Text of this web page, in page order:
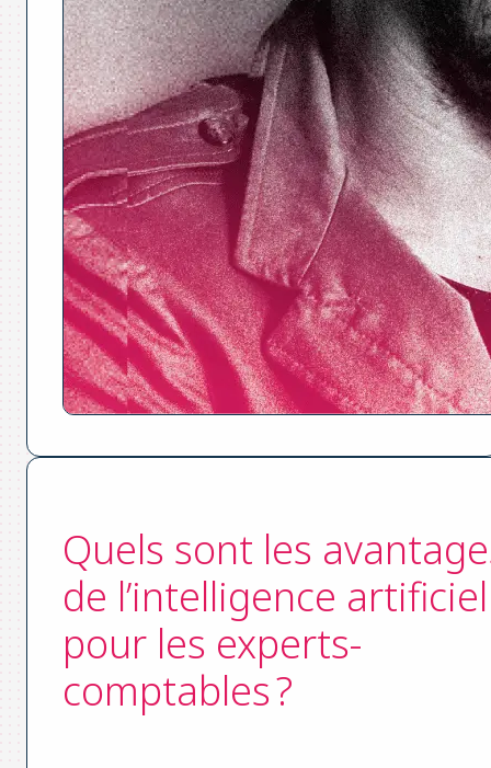
Quels sont les
de l’intelligence
pour les experts-
comptables ?